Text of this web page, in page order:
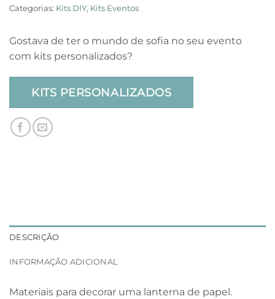
Categorias: Kits DIY, Kits Eventos
Gostava de ter o mundo de sofia no seu evento
com kits personalizados?
DESCRIÇÃO
INFORMAÇÃO ADICIONAL
Materiais para decorar uma lanterna de papel.